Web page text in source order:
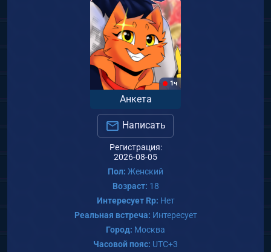
1ч
Анкета
Написать
Регистрация:
2026-08-05
Пол: Женский
Возраст: 18
Интересует Rp: Нет
Реальная встреча: Интересует
Город: Москва
Часовой пояс: UTC+3